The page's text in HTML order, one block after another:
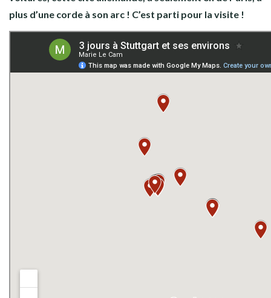
plus d’une corde à son arc ! C’est parti pour la visite !